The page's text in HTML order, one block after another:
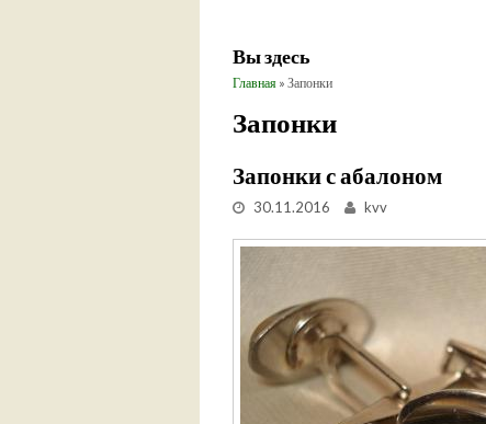
Вы здесь
Главная » Запонки
Запонки
Запонки с абалоном
30.11.2016 kvv